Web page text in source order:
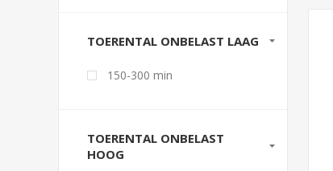
TOERENTAL ONBELAST LAAG
150-300 min
TOERENTAL ONBELAST
HOOG